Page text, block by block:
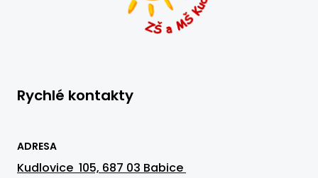
Rychlé kontakty
ADRESA
Kudlovice 105, 687 03 Babice